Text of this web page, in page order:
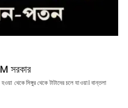
সরকার
থেকে সিঙ্গুর থেকে টাটাদের চলে যাওয়া। বান্তলা